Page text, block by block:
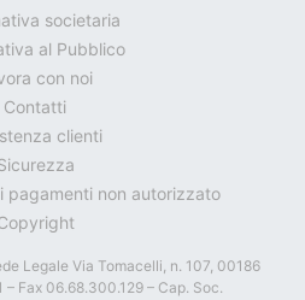
societaria
al Pubblico
con noi
Contatti
clienti
pagamenti non autorizzato
Legale Via Tomacelli, n. 107, 00186
– Fax 06.68.300.129 – Cap. Soc.